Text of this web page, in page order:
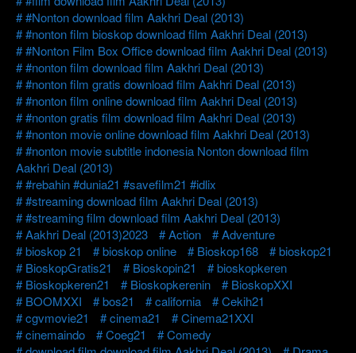
#Nonton download film Aakhri Deal (2013)
#nonton film bioskop download film Aakhri Deal (2013)
#Nonton Film Box Office download film Aakhri Deal (2013)
#nonton film download film Aakhri Deal (2013)
#nonton film gratis download film Aakhri Deal (2013)
#nonton film online download film Aakhri Deal (2013)
#nonton gratis film download film Aakhri Deal (2013)
#nonton movie online download film Aakhri Deal (2013)
#nonton movie subtitle indonesia Nonton download film
Aakhri Deal (2013)
#rebahin #dunia21 #savefilm21 #idlix
#streaming download film Aakhri Deal (2013)
#streaming film download film Aakhri Deal (2013)
Aakhri Deal (2013)2023
Action
Adventure
bioskop 21
bioskop online Bioskop168
bioskop21
BioskopGratis21
Bioskopin21
bioskopkeren
Bioskopkeren21
Bioskopkerenin
BioskopXXI
BOOMXXI
bos21 california
Cekih21
cgvmovie21
cinema21
Cinema21XXI
cinemaindo
Coeg21
Comedy